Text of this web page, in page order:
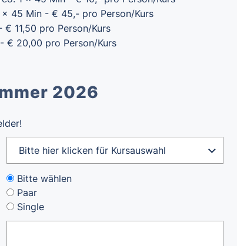
45 Min - € 45,- pro Person/Kurs
11,50 pro Person/Kurs
€ 20,00 pro Person/Kurs
2026
Bitte wählen
Paar
Single